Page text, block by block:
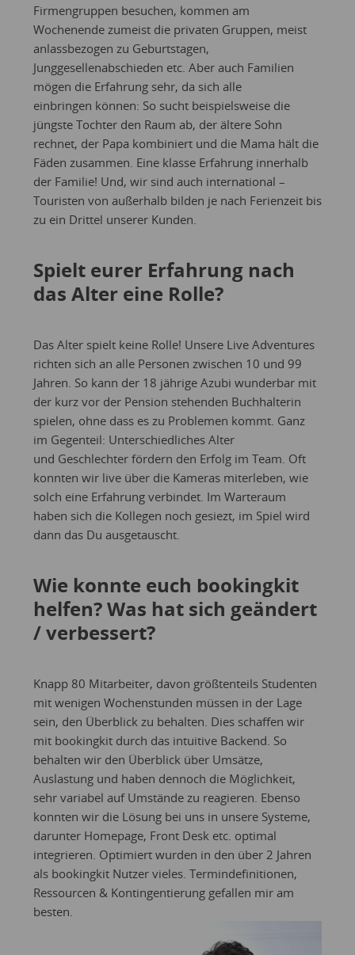
Firmengruppen besuchen, kommen am
Wochenende zumeist die privaten Gruppen, meist
anlassbezogen zu Geburtstagen,
Junggesellenabschieden etc. Aber auch Familien
mögen die Erfahrung sehr, da sich alle
einbringen können: So sucht beispielsweise die
jüngste Tochter den Raum ab, der ältere Sohn
rechnet, der Papa kombiniert und die Mama hält die
Fäden zusammen. Eine klasse Erfahrung innerhalb
der Familie! Und, wir sind auch international –
Touristen von außerhalb bilden je nach Ferienzeit bis
zu ein Drittel unserer Kunden.
Spielt eurer Erfahrung nach
das Alter eine Rolle?
Das Alter spielt keine Rolle! Unsere Live Adventures
richten sich an alle Personen zwischen 10 und 99
Jahren. So kann der 18 jährige Azubi wunderbar mit
der kurz vor der Pension stehenden Buchhalterin
spielen, ohne dass es zu Problemen kommt. Ganz
im Gegenteil: Unterschiedliches Alter
und Geschlechter fördern den Erfolg im Team. Oft
konnten wir live über die Kameras miterleben, wie
solch eine Erfahrung verbindet. Im Warteraum
haben sich die Kollegen noch gesiezt, im Spiel wird
dann das Du ausgetauscht.
Wie konnte euch bookingkit
helfen? Was hat sich geändert
/ verbessert?
Knapp 80 Mitarbeiter, davon größtenteils Studenten
mit wenigen Wochenstunden müssen in der Lage
sein, den Überblick zu behalten. Dies schaffen wir
mit bookingkit durch das intuitive Backend. So
behalten wir den Überblick über Umsätze,
Auslastung und haben dennoch die Möglichkeit,
sehr variabel auf Umstände zu reagieren. Ebenso
konnten wir die Lösung bei uns in unsere Systeme,
darunter Homepage, Front Desk etc. optimal
integrieren. Optimiert wurden in den über 2 Jahren
als bookingkit Nutzer vieles. Termindefinitionen,
Ressourcen & Kontingentierung gefallen mir am
besten.